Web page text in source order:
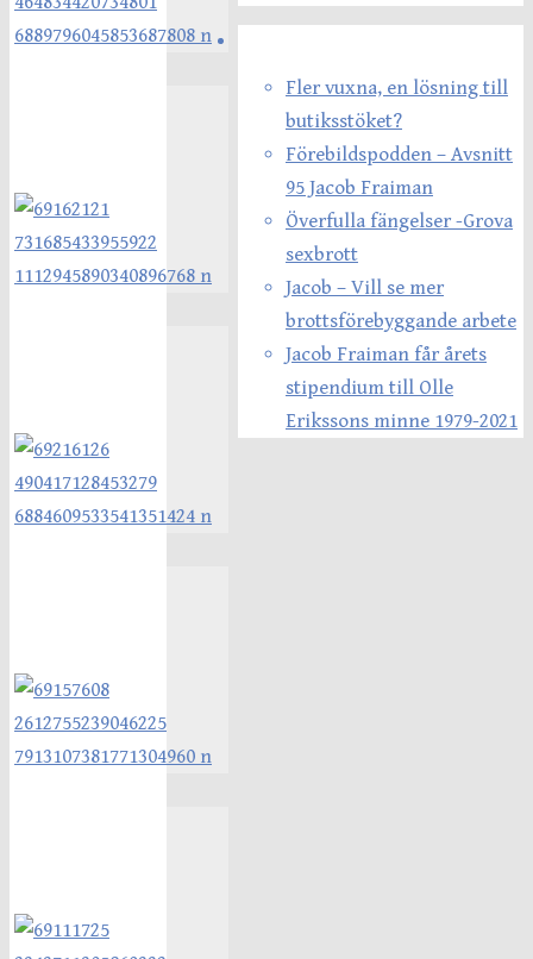
Fler vuxna, en lösning till
butiksstöket?
Förebildspodden – Avsnitt
95 Jacob Fraiman
Överfulla fängelser -Grova
sexbrott
Jacob – Vill se mer
brottsförebyggande arbete
Jacob Fraiman får årets
stipendium till Olle
Erikssons minne 1979-2021